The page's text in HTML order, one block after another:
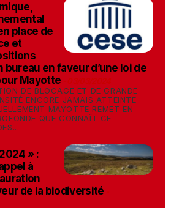
place de
et
en faveur d’une loi de
Mayotte
DE BLOCAGE ET DE GRANDE
ENCORE JAMAIS ATTEINTE
MAYOTTE REMET EN
QUE CONNAÎT CE
» :
à
de la biodiversité